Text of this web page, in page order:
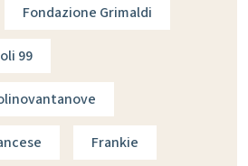
Fondazione Grimaldi
99
Frankie